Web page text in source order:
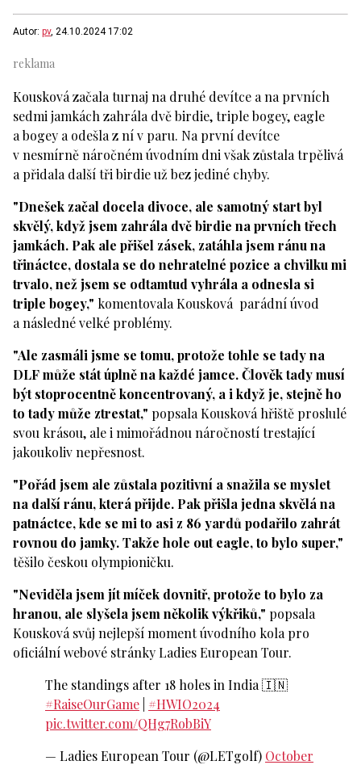
Autor: pv, 24.10.2024 17:02
Kousková začala turnaj na druhé devítce a na prvních
sedmi jamkách zahrála dvě birdie, triple bogey, eagle
a bogey a odešla z ní v paru. Na první devítce
v nesmírně náročném úvodním dni však zůstala trpělivá
a přidala další tři birdie už bez jediné chyby.
"Dnešek začal docela divoce, ale samotný start byl
skvělý, když jsem zahrála dvě birdie na prvních třech
jamkách. Pak ale přišel zásek, zatáhla jsem ránu na
třináctce, dostala se do nehratelné pozice a chvilku mi
trvalo, než jsem se odtamtud vyhrála a odnesla si
triple bogey," komentovala Kousková parádní úvod
a následné velké problémy.
"Ale zasmáli jsme se tomu, protože tohle se tady na
DLF může stát úplně na každé jamce. Člověk tady musí
být stoprocentně koncentrovaný, a i když je, stejně ho
to tady může ztrestat," popsala Kousková hřiště proslulé
svou krásou, ale i mimořádnou náročností trestající
jakoukoliv nepřesnost.
"Pořád jsem ale zůstala pozitivní a snažila se myslet
na další ránu, která přijde. Pak přišla jedna skvělá na
patnáctce, kde se mi to asi z 86 yardů podařilo zahrát
rovnou do jamky. Takže hole out eagle, to bylo super,"
těšilo českou olympioničku.
"Neviděla jsem jít míček dovnitř, protože to bylo za
hranou, ale slyšela jsem několik výkřiků," popsala
Kousková svůj nejlepší moment úvodního kola pro
oficiální webové stránky Ladies European Tour.
The standings after 18 holes in India 🇮🇳
#RaiseOurGame #HWIO2024
pic.twitter.com/QHg7RobBiY
— Ladies European Tour (@LETgolf) October